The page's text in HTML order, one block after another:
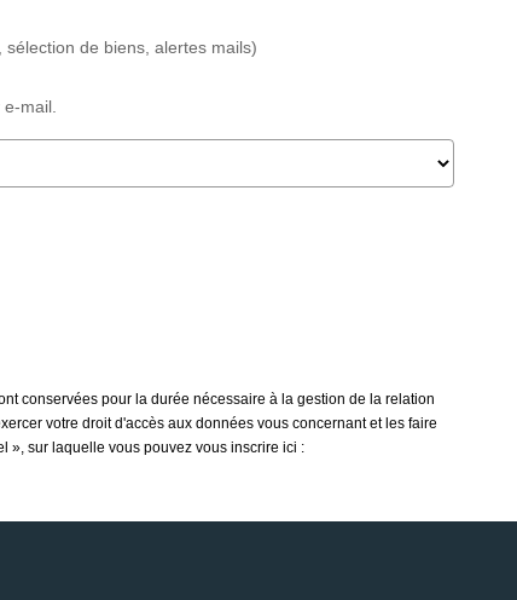
de biens, alertes mails)
mail.
conservées pour la durée nécessaire à la gestion de la relation
votre droit d'accès aux données vous concernant et les faire
», sur laquelle vous pouvez vous inscrire ici :